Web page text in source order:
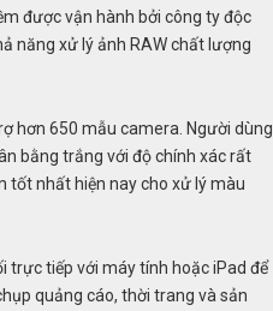
được vận hành bởi công ty độc
năng xử lý ảnh RAW chất lượng
hơn 650 mẫu camera. Người dùng
bằng trắng với độ chính xác rất
tốt nhất hiện nay cho xử lý màu
trực tiếp với máy tính hoặc iPad để
quảng cáo, thời trang và sản